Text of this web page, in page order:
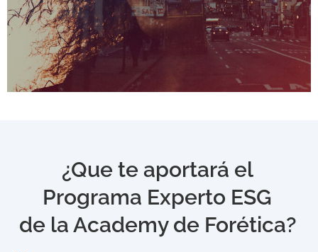
¿Que te aportará el
Programa Experto ESG
de la Academy de Forética?